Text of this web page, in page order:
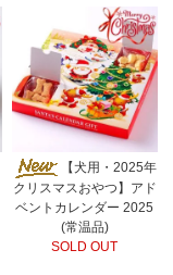
【犬用・2025年
クリスマスおやつ】アド
ベントカレンダー 2025
(常温品)
SOLD OUT